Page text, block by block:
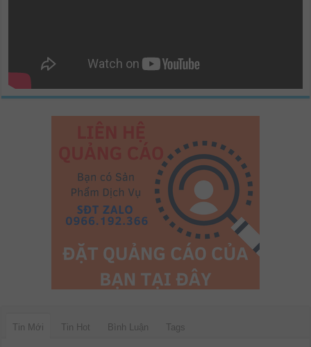
Tin Mới Tin Hot Bình Luận Tags